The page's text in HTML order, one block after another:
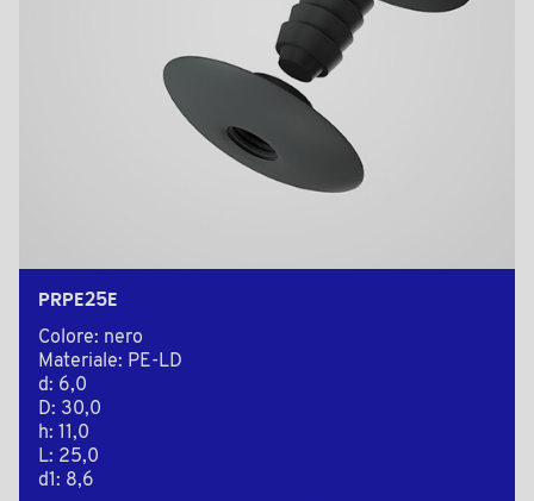
PRPE25E
Colore: nero
Materiale: PE-LD
d: 6,0
D: 30,0
h: 11,0
L: 25,0
d1: 8,6